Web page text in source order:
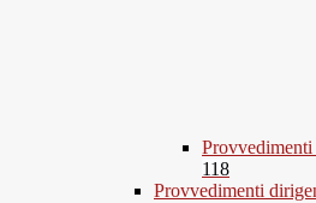
118
Provvedimenti